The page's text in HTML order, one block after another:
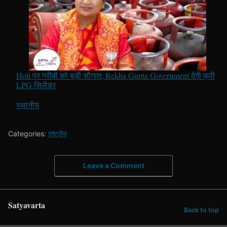
Holi पर गरीबों को बड़ी सौगात, Rekha Gupta Government देगी फ्री
LPG सिलेंडर
In relation to
स्थानीय
Categories: राष्ट्रीय
Leave a Comment
Satyavarta Back to top